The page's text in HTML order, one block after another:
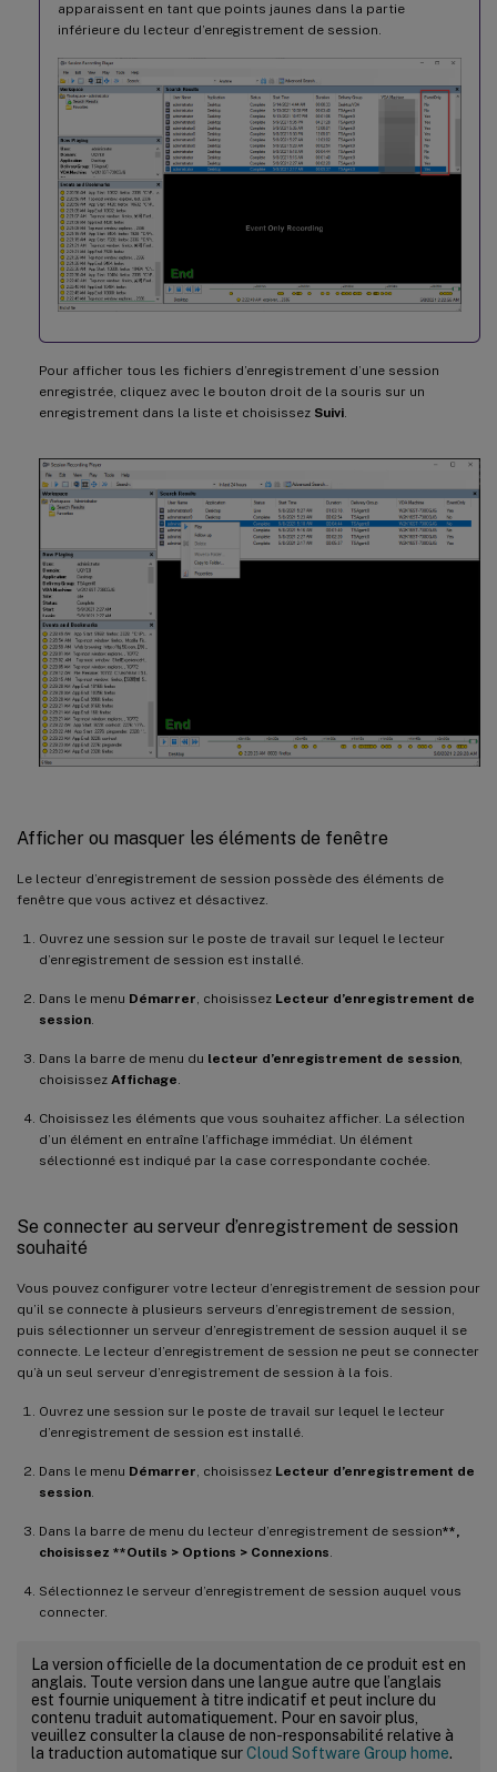
apparaissent en tant que points jaunes dans la partie
inférieure du lecteur d’enregistrement de session.
Pour afficher tous les fichiers d’enregistrement d’une session
enregistrée, cliquez avec le bouton droit de la souris sur un
enregistrement dans la liste et choisissez Suivi
Afficher ou masquer les éléments de fenêtre
Le lecteur d’enregistrement de session possède des éléments de
fenêtre que vous activez et désactivez.
Ouvrez une session sur le poste de travail sur lequel le lecteur
d’enregistrement de session est installé.
Dans le menu Démarrer , choisissez Lecteur d’enregistrement de
session
Dans la barre de menu du lecteur d’enregistrement de session
choisissez Affichage
Choisissez les éléments que vous souhaitez afficher. La sélection
d’un élément en entraîne l’affichage immédiat. Un élément
sélectionné est indiqué par la case correspondante cochée.
Se connecter au serveur d’enregistrement de session
souhaité
Vous pouvez configurer votre lecteur d’enregistrement de session pour
qu’il se connecte à plusieurs serveurs d’enregistrement de session,
puis sélectionner un serveur d’enregistrement de session auquel il se
connecte. Le lecteur d’enregistrement de session ne peut se connecter
qu’à un seul serveur d’enregistrement de session à la fois.
Ouvrez une session sur le poste de travail sur lequel le lecteur
d’enregistrement de session est installé.
Dans le menu Démarrer , choisissez Lecteur d’enregistrement de
session
Dans la barre de menu du lecteur d’enregistrement de session**,
choisissez **Outils > Options > Connexions
Sélectionnez le serveur d’enregistrement de session auquel vous
connecter.
La version officielle de la documentation de ce produit est en
anglais. Toute version dans une langue autre que l’anglais
est fournie uniquement à titre indicatif et peut inclure du
contenu traduit automatiquement. Pour en savoir plus,
veuillez consulter la clause de non-responsabilité relative à
la traduction automatique surCloud Software Group home.